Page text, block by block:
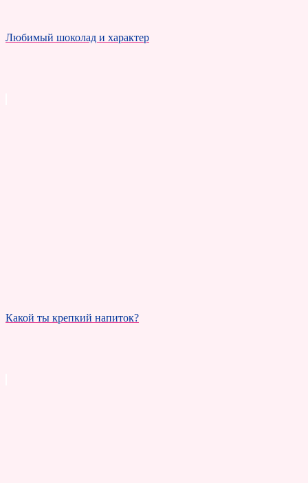
Любимый шоколад и характер
Какой ты крепкий напиток?